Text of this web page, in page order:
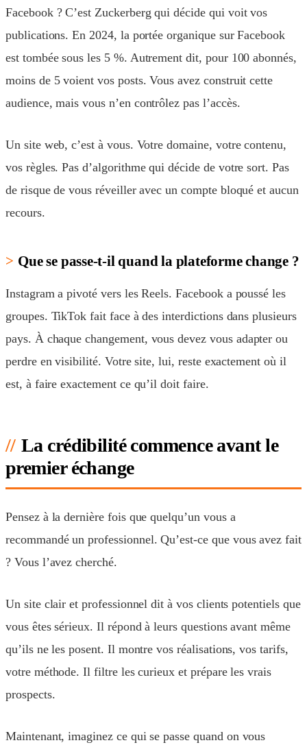
Facebook ? C’est Zuckerberg qui décide qui voit vos
publications. En 2024, la portée organique sur Facebook
est tombée sous les 5 %. Autrement dit, pour 100 abonnés,
moins de 5 voient vos posts. Vous avez construit cette
audience, mais vous n’en contrôlez pas l’accès.
Un site web, c’est à vous. Votre domaine, votre contenu,
vos règles. Pas d’algorithme qui décide de votre sort. Pas
de risque de vous réveiller avec un compte bloqué et aucun
recours.
Que se passe-t-il quand la plateforme change ?
Instagram a pivoté vers les Reels. Facebook a poussé les
groupes. TikTok fait face à des interdictions dans plusieurs
pays. À chaque changement, vous devez vous adapter ou
perdre en visibilité. Votre site, lui, reste exactement où il
est, à faire exactement ce qu’il doit faire.
La crédibilité commence avant le
premier échange
Pensez à la dernière fois que quelqu’un vous a
recommandé un professionnel. Qu’est-ce que vous avez fait
? Vous l’avez cherché.
Un site clair et professionnel dit à vos clients potentiels que
vous êtes sérieux. Il répond à leurs questions avant même
qu’ils ne les posent. Il montre vos réalisations, vos tarifs,
votre méthode. Il filtre les curieux et prépare les vrais
prospects.
Maintenant, imaginez ce qui se passe quand on vous